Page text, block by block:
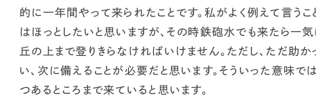
的に一年間やって来られたことです。 私がよく例えて言うこ
はほっとしたいと思いますが、その時鉄砲水でも来たら一
丘の上まで登りきらなければいけません。ただし、ただ助
い、次に備えることが必要だと思います。そういった意味では
つあるところまで来ていると思います。